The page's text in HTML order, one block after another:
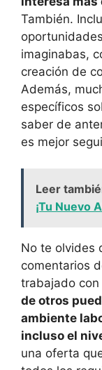
También.
imaginabas,
creación de
Además,
específicos
saber de
es mejor
Leer
¡Tu Nuevo
No te olvides
comentarios
trabajado con
de otros
ambiente
incluso el
una oferta